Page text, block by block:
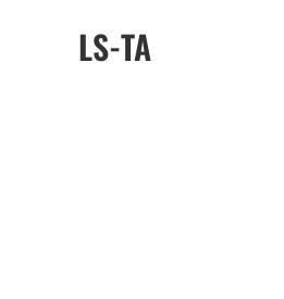
LS-TA